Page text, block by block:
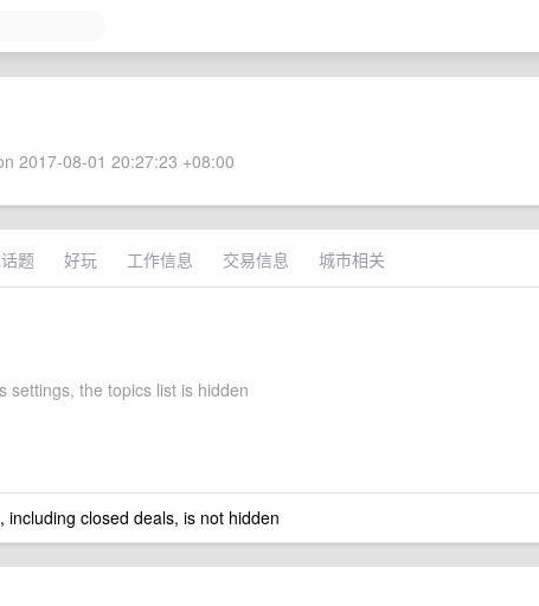
2017-08-01 20:27:23 +08:00
题 好玩 工作信息 交易信息 城市相关
settings, the topics list is hidden
including closed deals, is not hidden